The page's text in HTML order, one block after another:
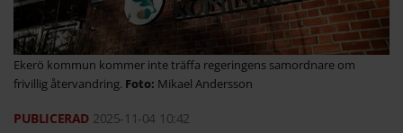
Ekerö kommun kommer inte träffa regeringens samordnare om
frivillig återvandring.
Mikael Andersson
2025-11-04 10:42